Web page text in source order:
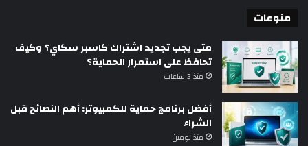
منوعات
متى يجب تجديد اشتراك كاسبر سكاي؟ وكيف
تحافظ على استمرار الحماية؟
منذ 3 ساعات
أفضل برنامج حماية للكمبيوتر: أهم النصائح قبل
الشراء
منذ يومين